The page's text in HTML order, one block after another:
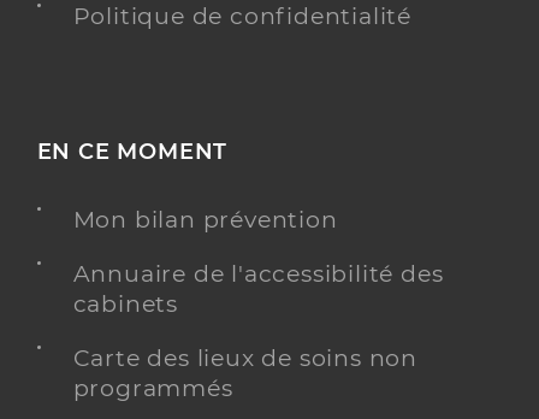
Politique de confidentialité
EN CE MOMENT
Mon bilan prévention
Annuaire de l'accessibilité des
cabinets
Carte des lieux de soins non
programmés